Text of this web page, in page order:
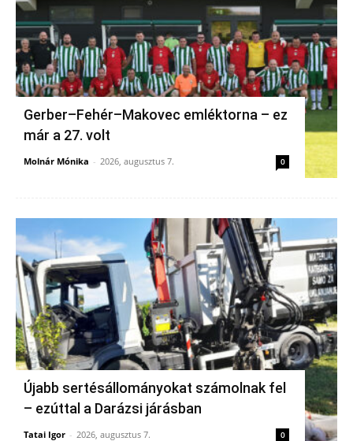
Gerber–Fehér–Makovec emléktorna – ez
már a 27. volt
Molnár Mónika - 2026, augusztus 7. 0
Újabb sertésállományokat számolnak fel
– ezúttal a Darázsi járásban
Tatai Igor - 2026, augusztus 7. 0